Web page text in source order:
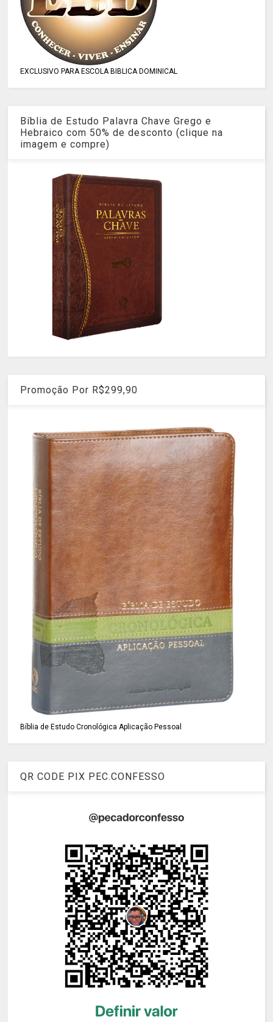
EXCLUSIVO PARA ESCOLA BIBLICA DOMINICAL
Bíblia de Estudo Palavra Chave Grego e
Hebraico com 50% de desconto (clique na
imagem e compre)
Promoção Por R$299,90
Bíblia de Estudo Cronológica Aplicação Pessoal
QR CODE PIX PEC.CONFESSO